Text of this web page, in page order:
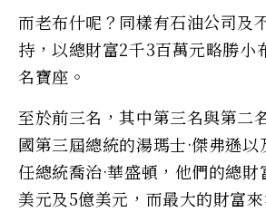
而老布什呢？同樣有石油公司及
持，以總財富2千3百萬元略勝小
名寶座。
至於前三名，其中第三名與第二
國第三屆總統的湯瑪士·傑弗遜
任總統喬治·華盛頓，他們的總
美元及5億美元，而最大的財富